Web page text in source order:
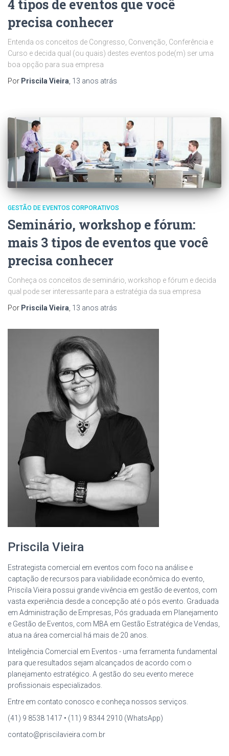
4 tipos de eventos que você
precisa conhecer
Entenda os conceitos de Congresso, Convenção, Conferência e
Curso e decida qual (ou quais) destes eventos pode(m) ser uma
boa opção para sua empresa
Por Priscila Vieira 13 anos atrás
GESTÃO DE EVENTOS CORPORATIVOS
Seminário, workshop e fórum:
mais 3 tipos de eventos que você
precisa conhecer
Conheça os conceitos de seminário, workshop e fórum e decida
qual pode ser interessante para a estratégia da sua empresa
Por Priscila Vieira, 13 anos atrás
Priscila Vieira
Estrategista comercial em eventos com foco na análise e
captação de recursos para viabilidade econômica do evento,
Priscila Vieira possui grande vivência em gestão de eventos, com
vasta experiência desde a concepção até o pós evento. Graduada
em Administração de Empresas, Pós graduada em Planejamento
e Gestão de Eventos, com MBA em Gestão Estratégica de Vendas,
atua na área comercial há mais de 20 anos.
Inteligência Comercial em Eventos - uma ferramenta fundamental
para que resultados sejam alcançados de acordo com o
planejamento estratégico. A gestão do seu evento merece
profissionais especializados.
Entre em contato conosco e conheça nossos serviços.
(41) 9 8538 1417 • (11) 9 8344 2910 (WhatsApp)
contato@priscilavieira.com.br